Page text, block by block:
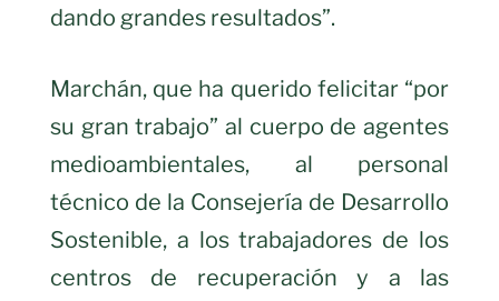
dando grandes resultados”.
Marchán, que ha querido felicitar “por
su gran trabajo” al cuerpo de agentes
medioambientales, al personal
técnico de la Consejería de Desarrollo
Sostenible, a los trabajadores de los
centros de recuperación y a las